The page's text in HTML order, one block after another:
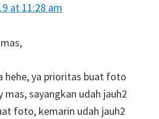
at 11:28 am
hehe, ya prioritas buat foto
sayangkan udah jauh2
foto, kemarin udah jauh2